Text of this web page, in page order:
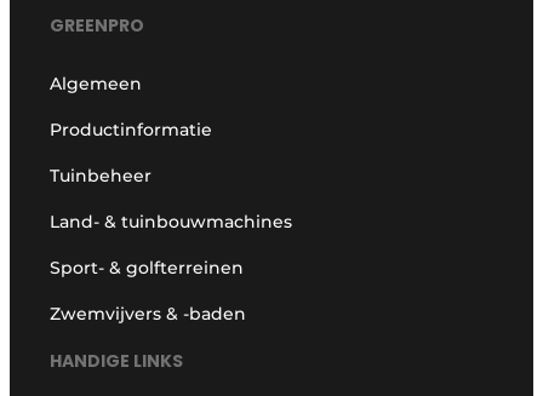
GREENPRO
Algemeen
Productinformatie
Tuinbeheer
Land- & tuinbouwmachines
Sport- & golfterreinen
Zwemvijvers & -baden
HANDIGE LINKS